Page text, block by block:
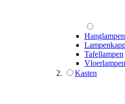
Hanglampen
Tafellampen
Vloerlampen
Kasten